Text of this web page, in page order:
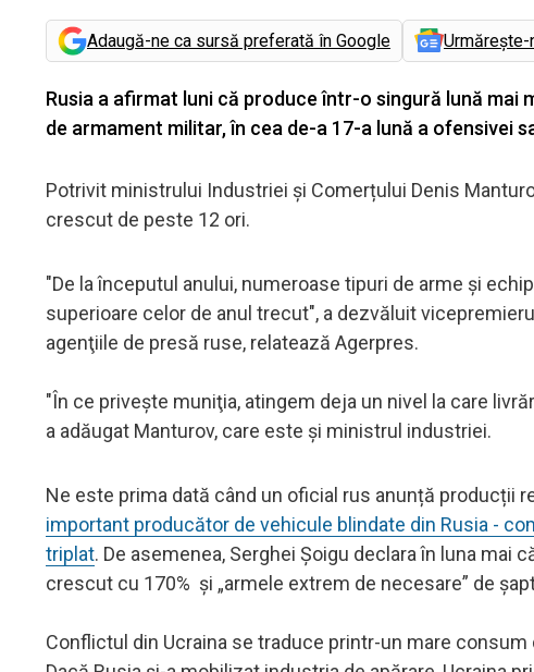
Adaugă-ne ca sursă preferată în Google
Rusia a afirmat luni că produce într-o singură lună
de armament militar, în cea de-a 17-a lună a ofensivei
Potrivit ministrului Industriei și Comerțului Denis
crescut de peste 12 ori.
"De la începutul anului, numeroase tipuri de arme şi
superioare celor de anul trecut", a dezvăluit
agenţiile de presă ruse, relatează Agerpres.
"În ce priveşte muniţia, atingem deja un nivel la care
a adăugat Manturov, care este şi ministrul industriei.
Ne este prima dată când un oficial rus anunță producții
important producător de vehicule blindate din Rusia -
triplat. De asemenea, Serghei Șoigu declara în luna mai
crescut cu 170% și „armele extrem de necesare” de
Conflictul din Ucraina se traduce printr-un mare